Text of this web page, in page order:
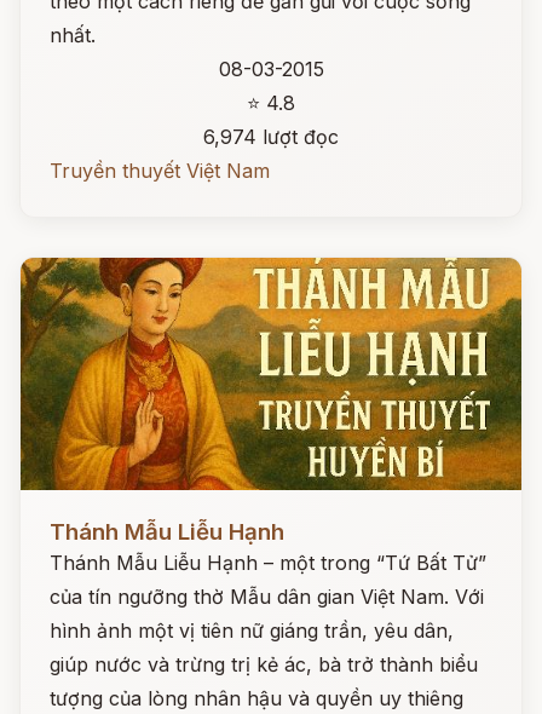
nhất.
08-03-2015
⭐ 4.8
6,974 lượt đọc
Truyền thuyết Việt Nam
Thánh Mẫu Liễu Hạnh
Thánh Mẫu Liễu Hạnh – một trong “Tứ Bất Tử”
của tín ngưỡng thờ Mẫu dân gian Việt Nam. Với
hình ảnh một vị tiên nữ giáng trần, yêu dân,
giúp nước và trừng trị kẻ ác, bà trở thành biểu
tượng của lòng nhân hậu và quyền uy thiêng